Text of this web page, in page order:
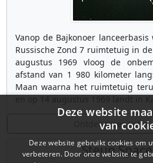
Vanop de Bajkonoer
Russische Zond 7 ruimtetuig in
augustus 1969 vloog de
afstand van 1 980 kilometer
Maan waarna het ruimtetuig
Ontdek meer
Steun
Deze website
van
Deze website gebruikt cookies om
verbeteren. Door onze website te